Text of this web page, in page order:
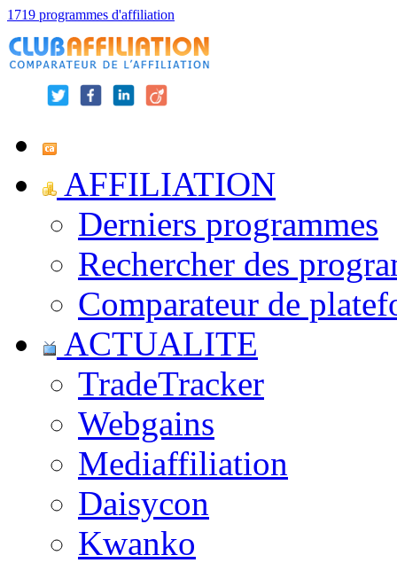
1719 programmes d'affiliation
AFFILIATION
Derniers programmes
Rechercher des
Comparateur de
ACTUALITE
TradeTracker
Webgains
Mediaffiliation
Daisycon
Kwanko